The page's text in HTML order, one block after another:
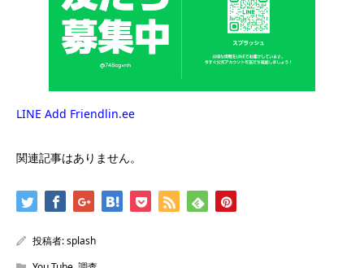
LINE Add Friendlin.ee
関連記事はありません。
投稿者:splash